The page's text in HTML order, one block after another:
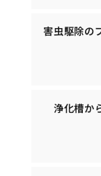
害虫駆除の
浄化槽か